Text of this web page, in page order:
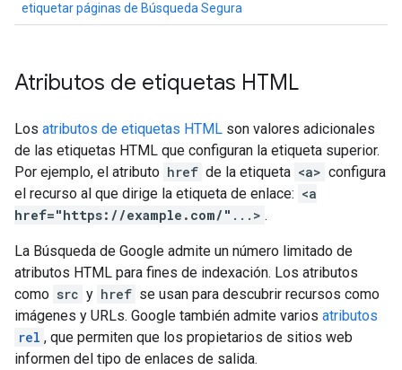
etiquetar páginas de Búsqueda Segura
Atributos de etiquetas HTML
Los atributos de etiquetas HTML son valores adicionales
de las etiquetas HTML que configuran la etiqueta superior.
Por ejemplo, el atributo href de la etiqueta <a> configura
el recurso al que dirige la etiqueta de enlace: <a
href="https://example.com/" ...> .
La Búsqueda de Google admite un número limitado de
atributos HTML para fines de indexación. Los atributos
como src y href se usan para descubrir recursos como
imágenes y URLs. Google también admite varios atributos
rel , que permiten que los propietarios de sitios web
informen del tipo de enlaces de salida.